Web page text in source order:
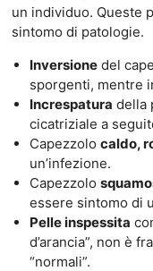
un individuo. Queste
sintomo di patologie.
Inversionedel
sporgenti, mentre
Increspatura della
cicatriziale a
Capezzolo caldo,
un’infezione.
Capezzolo
essere sintomo di
Pelle inspessita
d’arancia”, non è
“normali”.